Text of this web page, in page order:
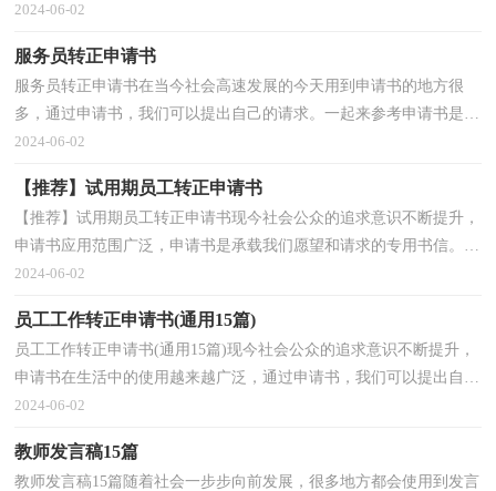
疼，以下是小编收集整理的入职工作转正申请书，仅供参考...
2024-06-02
服务员转正申请书
服务员转正申请书在当今社会高速发展的今天用到申请书的地方很
多，通过申请书，我们可以提出自己的请求。一起来参考申请书是怎
么写的吧，下面是小编为大家收集的服务员转正申请书...
2024-06-02
【推荐】试用期员工转正申请书
【推荐】试用期员工转正申请书现今社会公众的追求意识不断提升，
申请书应用范围广泛，申请书是承载我们愿望和请求的专用书信。那
么一般申请书是怎么写的呢？下面是小编帮大家整理...
2024-06-02
员工工作转正申请书(通用15篇)
员工工作转正申请书(通用15篇)现今社会公众的追求意识不断提升，
申请书在生活中的使用越来越广泛，通过申请书，我们可以提出自己
的请求。我们该怎么写申请书呢？下面是小编收集整理...
2024-06-02
教师发言稿15篇
教师发言稿15篇随着社会一步步向前发展，很多地方都会使用到发言